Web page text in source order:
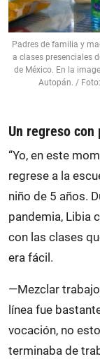
Padres de familia y
a clases presenciales
de México. En la
Autopán. /
Un regreso con
“Yo, en este
regrese a la
niño de 5 años.
pandemia, Libia
con las clases
era fácil.
—Mezclar
línea fue
vocación, no
terminaba de